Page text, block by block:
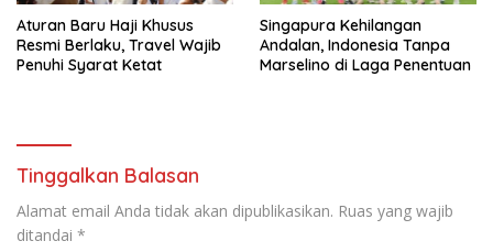
Aturan Baru Haji Khusus
Resmi Berlaku, Travel Wajib
Penuhi Syarat Ketat
Singapura Kehilangan
Andalan, Indonesia Tanpa
Marselino di Laga Penentuan
Tinggalkan Balasan
Alamat email Anda tidak akan dipublikasikan. Ruas yang wajib
ditandai *